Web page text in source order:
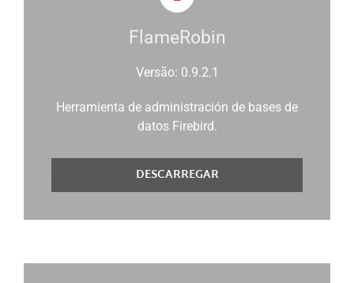
FlameRobin
Versão: 0.9.2.1
Herramienta de administración de bases de
datos Firebird.
DESCARREGAR